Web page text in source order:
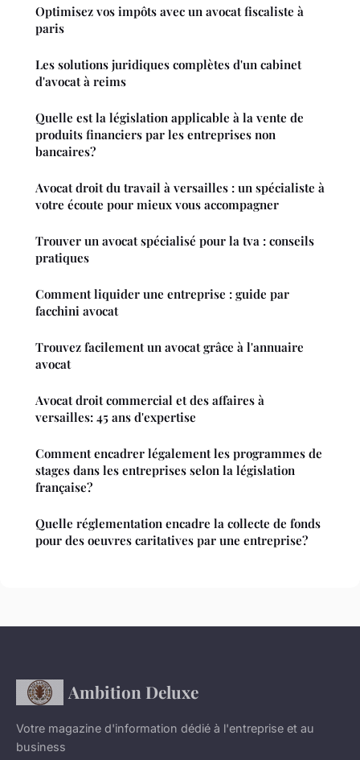
Optimisez vos impôts avec un avocat fiscaliste à
paris
Les solutions juridiques complètes d'un cabinet
d'avocat à reims
Quelle est la législation applicable à la vente de
produits financiers par les entreprises non
bancaires?
Avocat droit du travail à versailles : un spécialiste à
votre écoute pour mieux vous accompagner
Trouver un avocat spécialisé pour la tva : conseils
pratiques
Comment liquider une entreprise : guide par
facchini avocat
Trouvez facilement un avocat grâce à l'annuaire
avocat
Avocat droit commercial et des affaires à
versailles: 45 ans d'expertise
Comment encadrer légalement les programmes de
stages dans les entreprises selon la législation
française?
Quelle réglementation encadre la collecte de fonds
pour des oeuvres caritatives par une entreprise?
Ambition Deluxe
Votre magazine d'information dédié à l'entreprise et au
business